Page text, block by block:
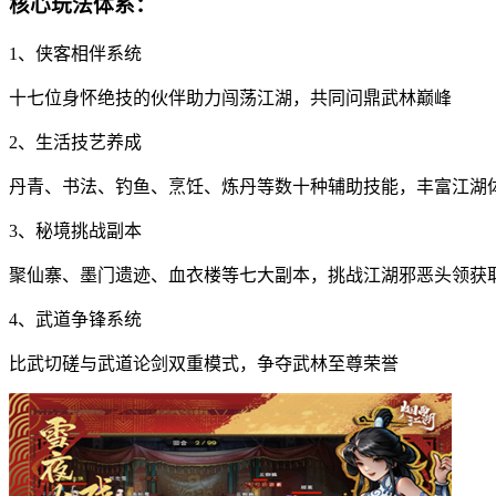
核心玩法体系：
1、侠客相伴系统
十七位身怀绝技的伙伴助力闯荡江湖，共同问鼎武林巅峰
2、生活技艺养成
丹青、书法、钓鱼、烹饪、炼丹等数十种辅助技能，丰富江湖
3、秘境挑战副本
聚仙寨、墨门遗迹、血衣楼等七大副本，挑战江湖邪恶头领获
4、武道争锋系统
比武切磋与武道论剑双重模式，争夺武林至尊荣誉